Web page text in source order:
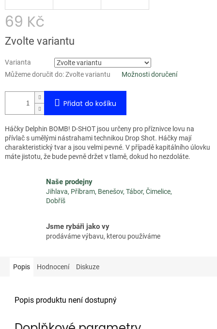
69 Kč
Měrná
cena:
Zvolte variantu
Varianta
Můžeme doručit do:Zvolte variantu Možnosti doručení
Přidat do košíku
Háčky Delphin BOMB! D-SHOT jsou určeny pro příznivce lovu na
přívlač s umělými nástrahami technikou Drop Shot. Háčky mají
charakteristický tvar a jsou velmi pevné. V případě kapitálního úlovku
máte jistotu, že bude pevně držet v tlamě, dokud ho nezdoláte.
Naše prodejny
Jihlava, Příbram, Benešov, Tábor, Čimelice,
Dobříš
Jsme rybáři jako vy
prodáváme výbavu, kterou používáme
Popis Hodnocení Diskuze
Popis produktu není dostupný